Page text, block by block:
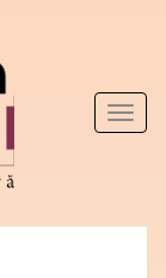
Toggle